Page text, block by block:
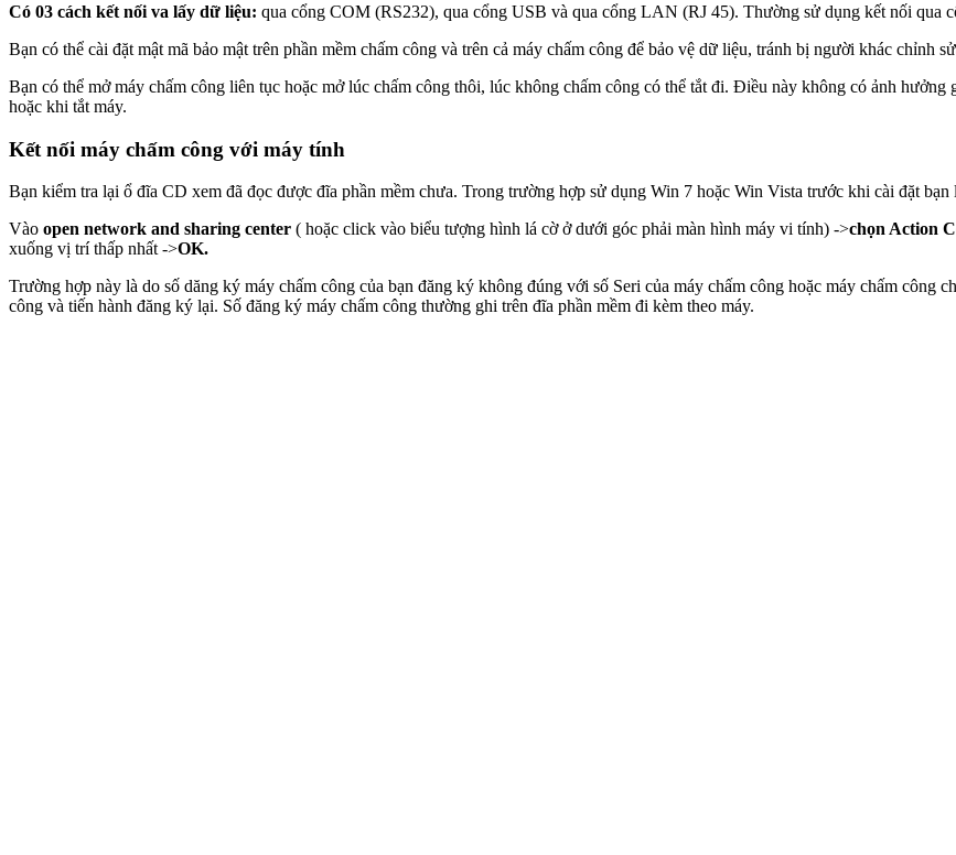
Có 03 cách kết nối va lấy dữ liệu: qua cổng COM (RS232), qua cổng USB và qua cổng LAN (RJ 45). Thường sử dụng kết nối qua
Bạn có thể cài đặt mật mã bảo mật trên phần mềm chấm công và trên cả máy chấm công để bảo vệ dữ liệu, tránh bị người khác chỉnh
Bạn có thể mở máy chấm công liên tục hoặc mở lúc chấm công thôi, lúc không chấm công có thể tắt đi. Điều này không có ảnh
hoặc khi tắt máy.
Kết nối máy chấm công với máy tính
Bạn kiểm tra lại ổ đĩa CD xem đã đọc được đĩa phần mềm chưa. Trong trường hợp sử dụng Win 7 hoặc Win Vista trước khi cài đặt bạn
Vào open network and sharing center ( hoặc click vào biểu tượng hình lá cờ ở dưới góc phải màn hình máy vi tính) ->chọn Action
xuống vị trí thấp nhất ->OK.
Trường hợp này là do số dăng ký máy chấm công của bạn đăng ký không đúng với số Seri của máy chấm công hoặc máy chấm công
công và tiến hành đăng ký lại. Số đăng ký máy chấm công thường ghi trên đĩa phần mềm đi kèm theo máy.